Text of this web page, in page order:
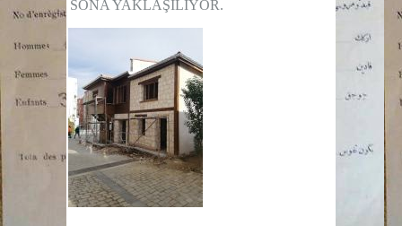
SONA YAKLAŞILIYOR.